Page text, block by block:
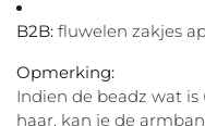
B2B: fluwelen zakjes
Opmerking:
Indien de beadz wat
haar, kan je de